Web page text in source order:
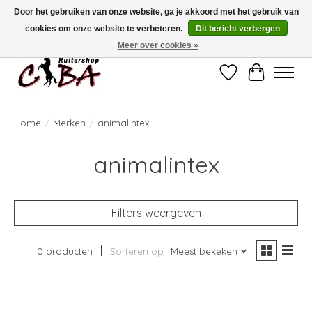
Bij vragen kan u ons contacteren op het nummer 011/60.67.34 ofciba@skynet.be
Ambachtstraat 22 A, 3530 Helchteren
Verlanglijst
Home / Merken / animalintex
animalintex
Filters weergeven
0 producten Sorteren op Meest bekeken
Door het gebruiken van onze website, ga je akkoord met het gebruik van
cookies om onze website te verbeteren.
Dit bericht verbergen
Meer over cookies »